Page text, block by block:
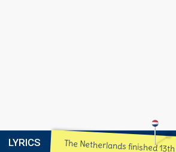
LYRICS The Netherlands finished